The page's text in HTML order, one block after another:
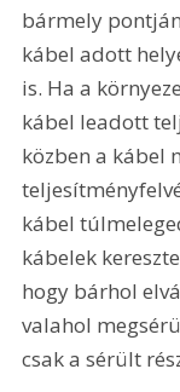
bármely
kábel adott
is. Ha a
kábel leadott
közben a kábel
kábel
kábelek
hogy bárhol
valahol
csak a sérült